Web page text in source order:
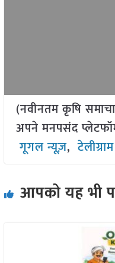
(नवीनतम कृषि
अपने मनपसंद
गूगल न्यूज़,टेलीग्राम
आपको यह भी